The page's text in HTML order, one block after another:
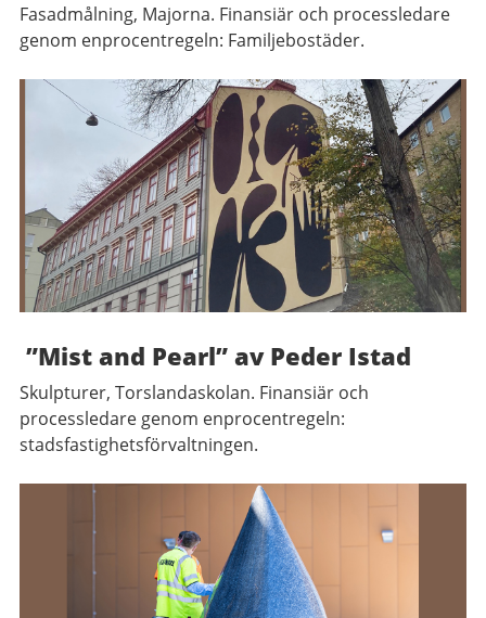
Fasadmålning, Majorna. Finansiär och processledare
genom enprocentregeln: Familjebostäder.
”Mist and Pearl” av Peder Istad
Skulpturer, Torslandaskolan. Finansiär och
processledare genom enprocentregeln:
stadsfastighetsförvaltningen.